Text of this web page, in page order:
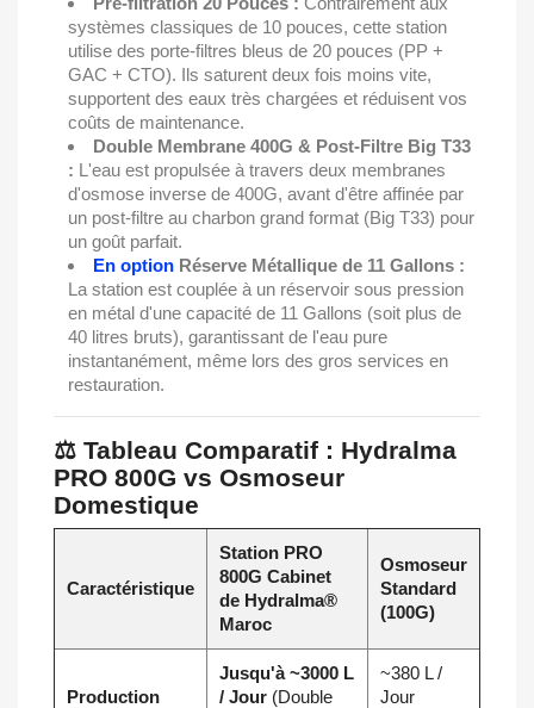
systèmes classiques de 10 pouces, cette station
utilise des porte-filtres bleus de 20 pouces (PP +
GAC + CTO). Ils saturent deux fois moins vite,
supportent des eaux très chargées et réduisent vos
coûts de maintenance.
Double Membrane 400G & Post-Filtre Big T33
: L'eau est propulsée à travers deux membranes
d'osmose inverse de 400G, avant d'être affinée par
un post-filtre au charbon grand format (Big T33) pour
un goût parfait.
En option Réserve Métallique de 11 Gallons :
La station est couplée à un réservoir sous pression
en métal d'une capacité de 11 Gallons (soit plus de
40 litres bruts), garantissant de l'eau pure
instantanément, même lors des gros services en
restauration.
⚖️ Tableau Comparatif : Hydralma
PRO 800G vs Osmoseur
Domestique
Caractéristique
Station PRO
800G Cabinet
de Hydralma®
Maroc
Osmoseur
Standard
(100G)
Production
Jusqu'à ~3000 L
/ Jour (Double
~380 L /
Jour